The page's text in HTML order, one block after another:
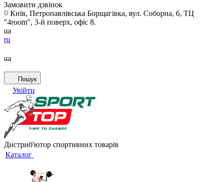
Замовити дзвінок
Київ, Петропавлівська Борщагівка, вул. Соборна, 6, ТЦ
"4room", 3-й поверх, офіс 8.
ua
ru
ua
Пошук
Увійти
Дистриб'ютор спортивних товарів
Каталог